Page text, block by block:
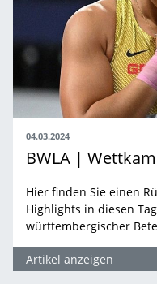
04.03.2024
BWLA |
Hier finden Sie einen
Highlights in diesen
württembergischer
Artikel anzeigen